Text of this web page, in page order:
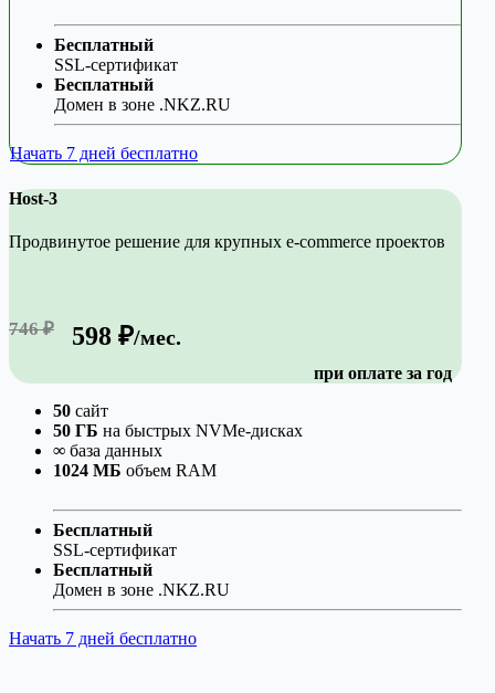
Бесплатный
SSL-сертификат
Бесплатный
Домен в зоне .NKZ.RU
Начать 7 дней бесплатно
Host-3
Продвинутое решение для крупных e-commerce проектов
746 ₽ 598 ₽/мес.
при оплате за год
50 сайт
50 ГБ на быстрых NVMe-дисках
∞ база данных
1024 МБ объем RAM
Бесплатный
SSL-сертификат
Бесплатный
Домен в зоне .NKZ.RU
Начать 7 дней бесплатно